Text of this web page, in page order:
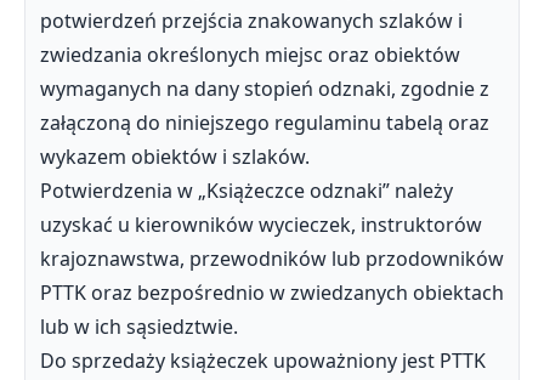
potwierdzeń przejścia znakowanych szlaków i
zwiedzania określonych miejsc oraz obiektów
wymaganych na dany stopień odznaki, zgodnie z
załączoną do niniejszego regulaminu tabelą oraz
wykazem obiektów i szlaków.
Potwierdzenia w „Książeczce odznaki” należy
uzyskać u kierowników wycieczek, instruktorów
krajoznawstwa, przewodników lub przodowników
PTTK oraz bezpośrednio w zwiedzanych obiektach
lub w ich sąsiedztwie.
Do sprzedaży książeczek upoważniony jest PTTK